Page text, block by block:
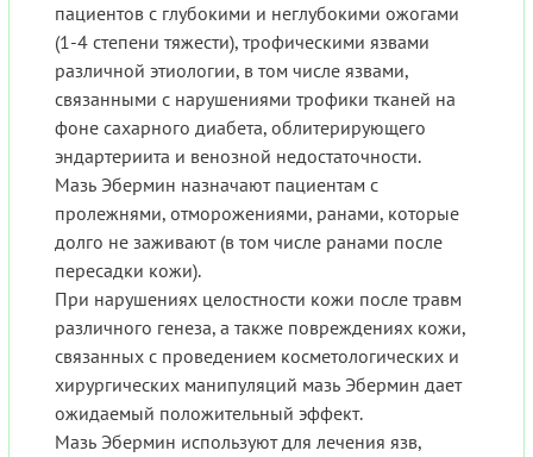
пациентов с глубокими и неглубокими ожогами
(1-4 степени тяжести), трофическими язвами
различной этиологии, в том числе язвами,
связанными с нарушениями трофики тканей на
фоне сахарного диабета, облитерирующего
эндартериита и венозной недостаточности.
Мазь Эбермин назначают пациентам с
пролежнями, отморожениями, ранами, которые
долго не заживают (в том числе ранами после
пересадки кожи).
При нарушениях целостности кожи после травм
различного генеза, а также повреждениях кожи,
связанных с проведением косметологических и
хирургических манипуляций мазь Эбермин дает
ожидаемый положительный эффект.
Мазь Эбермин используют для лечения язв,